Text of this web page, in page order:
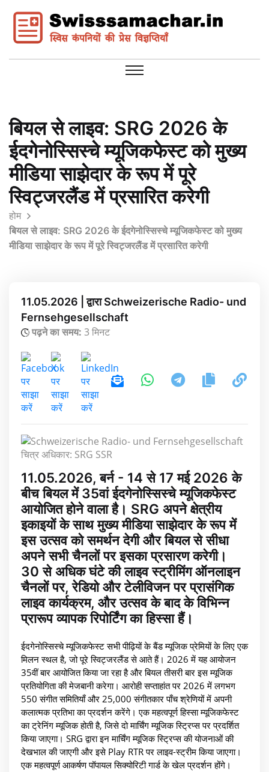
बियल से लाइव: SRG 2026 के
ईदगेनोस्सिस्चे म्यूजिकफेस्ट को मुख्य
मीडिया साझेदार के रूप में पूरे
स्विट्जरलैंड में प्रसारित करेगी
होम
बियल से लाइव: SRG 2026 के ईदगेनोस्सिस्चे म्यूजिकफेस्ट को मुख्य
मीडिया साझेदार के रूप में पूरे स्विट्जरलैंड में प्रसारित करेगी
11.05.2026 | द्वारा Schweizerische Radio- und
Fernsehgesellschaft
पढ़ने का समय: 3 मिनट
चित्र अधिकार: SRG SSR
11.05.2026, बर्न - 14 से 17 मई 2026 के
बीच बियल में 35वां ईदगेनोस्सिस्चे म्यूजिकफेस्ट
आयोजित होने वाला है। SRG अपने क्षेत्रीय
इकाइयों के साथ मुख्य मीडिया साझेदार के रूप में
इस उत्सव को समर्थन देगी और बियल से सीधा
अपने सभी चैनलों पर इसका प्रसारण करेगी।
30 से अधिक घंटे की लाइव स्ट्रीमिंग ऑनलाइन
चैनलों पर, रेडियो और टेलीविजन पर प्रासंगिक
लाइव कार्यक्रम, और उत्सव के बाद के विभिन्न
प्रारूप व्यापक रिपोर्टिंग का हिस्सा हैं।
ईदगेनोस्सिस्चे म्यूजिकफेस्ट सभी पीढ़ियों के बैंड म्यूजिक प्रेमियों के लिए एक
मिलन स्थल है, जो पूरे स्विट्जरलैंड से आते हैं। 2026 में यह आयोजन
35वीं बार आयोजित किया जा रहा है और बियल तीसरी बार इस म्यूजिक
प्रतियोगिता की मेजबानी करेगा। आरोही सप्ताहांत पर 2026 में लगभग
550 संगीत समितियाँ और 25,000 संगीतकार पाँच श्रेणियों में अपनी
कलात्मक प्रतिभा का प्रदर्शन करेंगे। एक महत्वपूर्ण हिस्सा म्यूजिकफेस्ट
का ट्रेनिंग म्यूजिक होती है, जिसे दो मार्चिंग म्यूजिक स्ट्रिप्स पर प्रदर्शित
किया जाएगा। SRG द्वारा इन मार्चिंग म्यूजिक स्ट्रिप्स की योजनाओं की
देखभाल की जाएगी और इसे Play RTR पर लाइव-स्ट्रीम किया जाएगा।
एक महत्वपूर्ण आकर्षण पॉपायल सिक्योरिटी गार्ड के खेल प्रदर्शन होंगे।